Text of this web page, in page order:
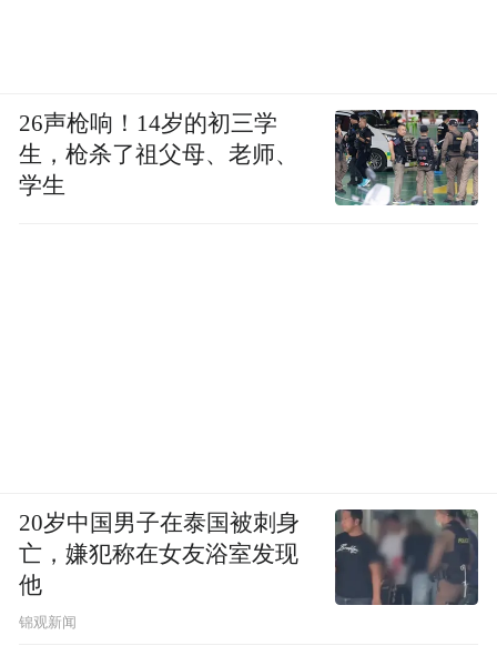
26声枪响！14岁的初三学
生，枪杀了祖父母、老师、
学生
20岁中国男子在泰国被刺身
亡，嫌犯称在女友浴室发现
他
锦观新闻